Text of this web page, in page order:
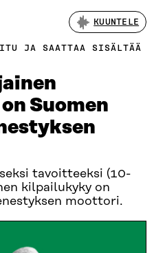
KUUNTELE
JA SAATTAA SISÄLTÄÄ
Suomen
tavoitteeksi (10-
kilpailukyky on
moottori.